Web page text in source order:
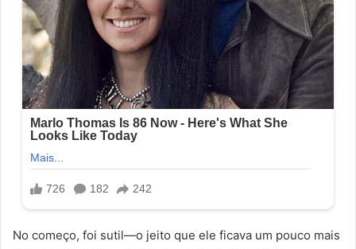
No começo, foi sutil—o jeito que ele ficava um pouco mais